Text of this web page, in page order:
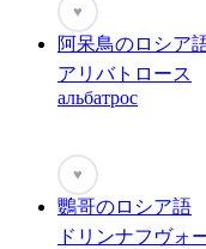
♥
阿呆鳥のロシア
アリバトロース
альбатрос
♥
鸚哥のロシア語
ドリンナフヴォ